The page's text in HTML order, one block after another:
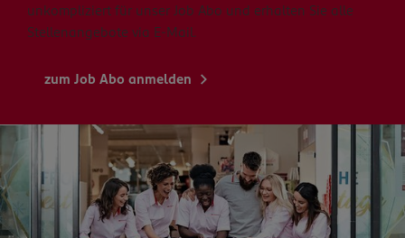
unkompliziert für unser Job Abo und erhalten Sie alle
Stellenangebote via E-Mail.
zum Job Abo anmelden